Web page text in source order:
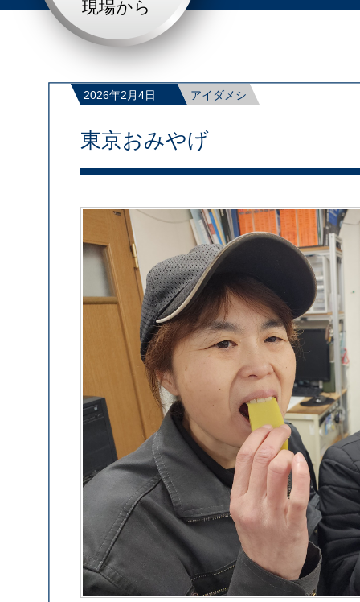
現場から
2026年2月4日 アイダメシ
東京おみやげ